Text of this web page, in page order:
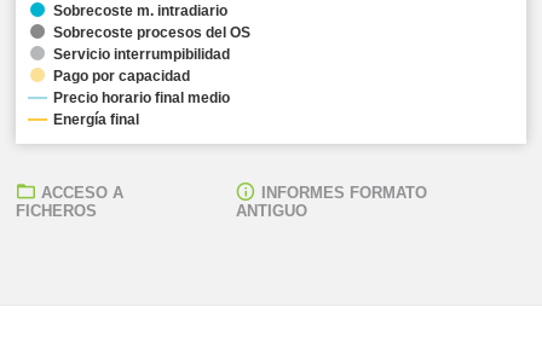
Sobrecoste m. intradiario
Sobrecoste procesos del OS
Servicio interrumpibilidad
Pago por capacidad
Precio horario final medio
Energía final
ACCESO A
FICHEROS
INFORMES FORMATO
ANTIGUO